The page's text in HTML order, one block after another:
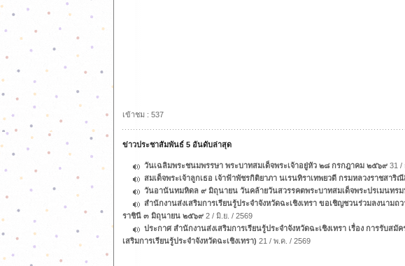
เข้าชม : 537
ข่าวประชาสัมพันธ์ 5 อันดับล่าสุด
วันเฉลิมพระชนมพรรษา พระบาทสมเด็จพระเจ้าอยู่หัว ๒๘ กรกฎาคม ๒๕๖๙ 31 /
สมเด็จพระเจ้าลูกเธอ เจ้าฟ้าพัชรกิติยาภา นเรนทิราเทพยวดี กรมหลวงราชสา
วันอานันทมหิดล ๙ มิถุนายน วันคล้ายวันสวรรคตพระบาทสมเด็จพระปรเมนทร
สำนักงานส่งเสริมการเรียนรู้ประจำจังหวัดฉะเชิงเทรา ขอเชิญชวนร่วมลงนาม
ราชินี ๓ มิถุนายน ๒๕๖๙ 2 / มิ.ย. / 2569
ประกาศ สำนักงานส่งเสริมการเรียนรู้ประจำจังหวัดฉะเชิงเทรา เรื่อง การรั
เสริมการเรียนรู้ประจำจังหวัดฉะเชิงเทรา) 21 / พ.ค. / 2569